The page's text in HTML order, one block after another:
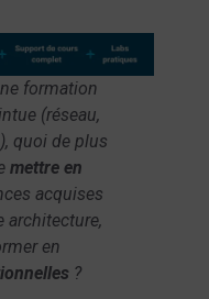
formation
(réseau,
quoi de plus
mettre en
acquises
architecture,
en
?